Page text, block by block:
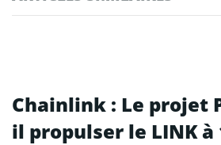
Chainlink : Le projet
il propulser le LINK à